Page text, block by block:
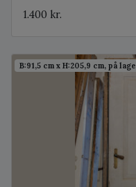
1.400 kr.
B:91,5 cm x H:205,9 cm, på